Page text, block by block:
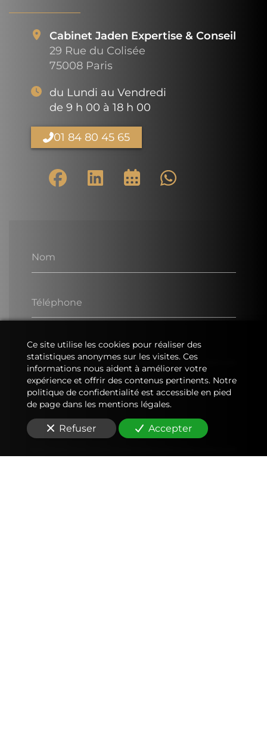
Nom
Téléphone
E-Mail
Message
Cabinet Jaden Expertise & Conseil
29 Rue du Colisée
75008 Paris
du Lundi au Vendredi
de 9 h 00 à 18 h 00
01 84 80 45 65
Ce site utilise les cookies pour réaliser des
statistiques anonymes sur les visites. Ces
informations nous aident à améliorer votre
expérience et offrir des contenus pertinents. Notre
politique de confidentialité est accessible en pied
de page dans les mentions légales.
Refuser Accepter